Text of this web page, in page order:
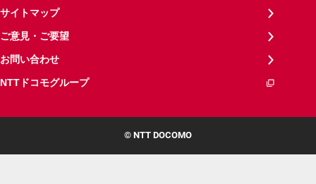
サイトマップ
ご意見・ご要望
お問い合わせ
NTTドコモグループ
© NTT DOCOMO